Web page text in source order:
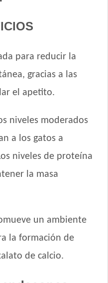
y Atún
para reducir la
gracias a las
el apetito.
niveles moderados
a los gatos a
niveles de proteína
la masa
un ambiente
la formación de
de calcio.